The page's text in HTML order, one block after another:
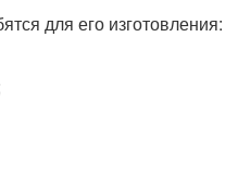
для его изготовления: